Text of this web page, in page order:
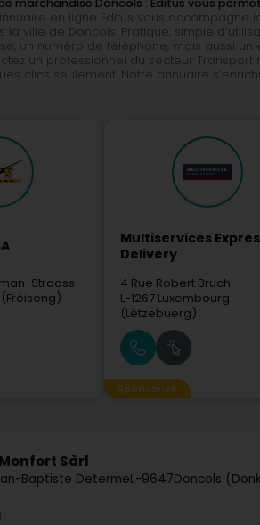
marchandise Doncols : Editus vous
en ligne Editus vous
la ville de Doncols. Pratique, simple
un numéro de téléphone, mais aussi
un professionnel du secteur
clics seulement. Notre annuaire
Strooss
Multiservices
Delivery
4 Rue Robert Bruch
L-1267 Luxembourg
(Lëtzebuerg)
Sponsorisé
Sàrl
Baptiste DetermeL-9647Doncols